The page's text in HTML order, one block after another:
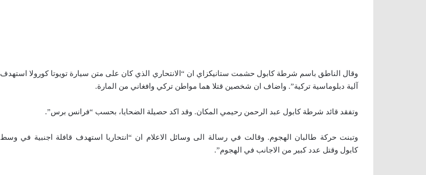
وقال الناطق باسم شرطة كابول حشمت ستانيكزاي ان “الانتحاري الذي كان على متن سيارة تويوتا كورولا استهدف
آلية دبلوماسية تركية”. واضاف ان شخصين قتلا هما مواطن تركي وافغاني من المارة.
وتفقد قائد شرطة كابول عبد الرحمن رحيمي المكان. وقد اكد حصيلة الضحايا، بحسب “فرانس برس”.
وتبنت حركة طالبان الهجوم. وقالت في رسالة الى وسائل الاعلام ان “انتحاريا استهدف قافلة اجنبية في وسط
كابول وقتل عدد كبير من الاجانب في الهجوم”.